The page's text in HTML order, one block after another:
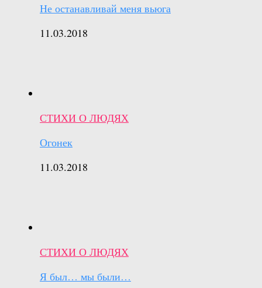
Не останавливай меня вьюга
11.03.2018
СТИХИ О ЛЮДЯХ
Огонек
11.03.2018
СТИХИ О ЛЮДЯХ
Я был… мы были…